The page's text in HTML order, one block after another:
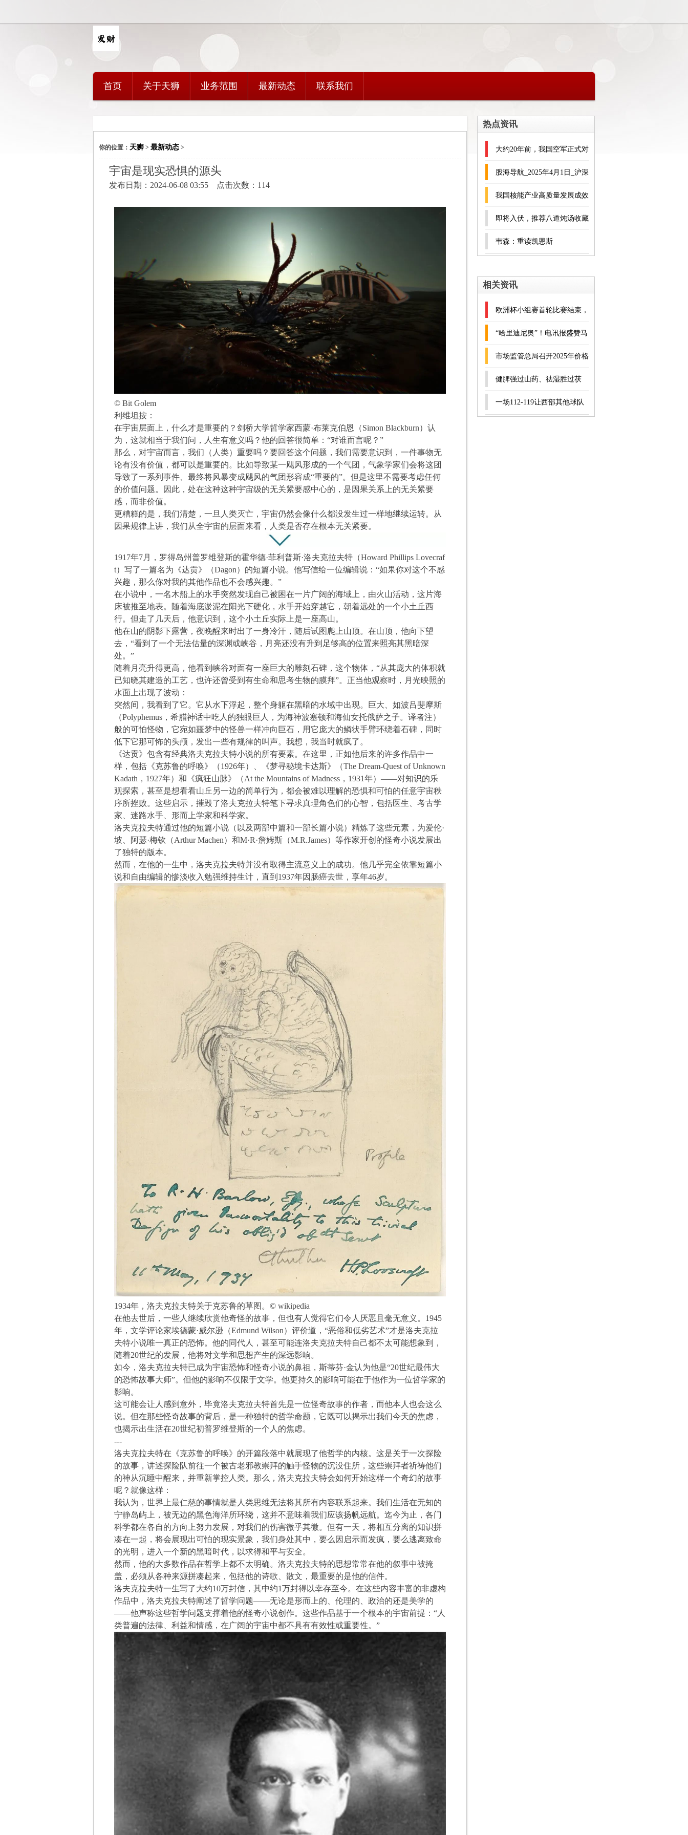
首页 关于天狮 业务范围 最新动态 联系我们
你的位置： 天狮 > 最新动态 >
宇宙是现实恐惧的源头
发布日期：2024-06-08 03:55 点击次数：114
© Bit Golem
利维坦按：
在宇宙层面上，什么才是重要的？剑桥大学哲学家西蒙·布莱克伯恩（Simon Blackburn）认
为，这就相当于我们问，人生有意义吗？他的回答很简单：“对谁而言呢？”
那么，对宇宙而言，我们（人类）重要吗？要回答这个问题，我们需要意识到，一件事物无
论有没有价值，都可以是重要的。比如导致某一飓风形成的一个气团，气象学家们会将这团
导致了一系列事件、最终将风暴变成飓风的气团形容成“重要的”。但是这里不需要考虑任何
的价值问题。因此，处在这种这种宇宙级的无关紧要感中心的，是因果关系上的无关紧要
感，而非价值。
更糟糕的是，我们清楚，一旦人类灭亡，宇宙仍然会像什么都没发生过一样地继续运转。从
因果规律上讲，我们从全宇宙的层面来看，人类是否存在根本无关紧要。
1917年7月，罗得岛州普罗维登斯的霍华德·菲利普斯·洛夫克拉夫特（Howard Phillips Lovecraf
t）写了一篇名为《达贡》（Dagon）的短篇小说。他写信给一位编辑说：“如果你对这个不感
兴趣，那么你对我的其他作品也不会感兴趣。”
在小说中，一名木船上的水手突然发现自己被困在一片广阔的海域上，由火山活动，这片海
床被推至地表。随着海底淤泥在阳光下硬化，水手开始穿越它，朝着远处的一个小土丘西
行。但走了几天后，他意识到，这个小土丘实际上是一座高山。
他在山的阴影下露营，夜晚醒来时出了一身冷汗，随后试图爬上山顶。在山顶，他向下望
去，“看到了一个无法估量的深渊或峡谷，月亮还没有升到足够高的位置来照亮其黑暗深
处。”
随着月亮升得更高，他看到峡谷对面有一座巨大的雕刻石碑，这个物体，“从其庞大的体积就
已知晓其建造的工艺，也许还曾受到有生命和思考生物的膜拜”。正当他观察时，月光映照的
水面上出现了波动：
突然间，我看到了它。它从水下浮起，整个身躯在黑暗的水域中出现。巨大、如波吕斐摩斯
（Polyphemus，希腊神话中吃人的独眼巨人，为海神波塞顿和海仙女托俄萨之子。译者注）
般的可怕怪物，它宛如噩梦中的怪兽一样冲向巨石，用它庞大的鳞状手臂环绕着石碑，同时
低下它那可怖的头颅，发出一些有规律的叫声。我想，我当时就疯了。
《达贡》包含有经典洛夫克拉夫特小说的所有要素。在这里，正如他后来的许多作品中一
样，包括《克苏鲁的呼唤》（1926年）、《梦寻秘境卡达斯》（The Dream-Quest of Unknown
Kadath，1927年）和《疯狂山脉》（At the Mountains of Madness，1931年）——对知识的乐
观探索，甚至是想看看山丘另一边的简单行为，都会被难以理解的恐惧和可怕的任意宇宙秩
序所挫败。这些启示，摧毁了洛夫克拉夫特笔下寻求真理角色们的心智，包括医生、考古学
家、迷路水手、形而上学家和科学家。
洛夫克拉夫特通过他的短篇小说（以及两部中篇和一部长篇小说）精炼了这些元素，为爱伦·
坡、阿瑟·梅钦（Arthur Machen）和M·R·詹姆斯（M.R.James）等作家开创的怪奇小说发展出
了独特的版本。
然而，在他的一生中，洛夫克拉夫特并没有取得主流意义上的成功。他几乎完全依靠短篇小
说和自由编辑的惨淡收入勉强维持生计，直到1937年因肠癌去世，享年46岁。
1934年，洛夫克拉夫特关于克苏鲁的草图。© wikipedia
在他去世后，一些人继续欣赏他奇怪的故事，但也有人觉得它们令人厌恶且毫无意义。1945
年，文学评论家埃德蒙·威尔逊（Edmund Wilson）评价道，“恶俗和低劣艺术”才是洛夫克拉
夫特小说唯一真正的恐怖。他的同代人，甚至可能连洛夫克拉夫特自己都不太可能想象到，
随着20世纪的发展，他将对文学和思想产生的深远影响。
如今，洛夫克拉夫特已成为宇宙恐怖和怪奇小说的鼻祖，斯蒂芬·金认为他是“20世纪最伟大
的恐怖故事大师”。但他的影响不仅限于文学。他更持久的影响可能在于他作为一位哲学家的
影响。
这可能会让人感到意外，毕竟洛夫克拉夫特首先是一位怪奇故事的作者，而他本人也会这么
说。但在那些怪奇故事的背后，是一种独特的哲学命题，它既可以揭示出我们今天的焦虑，
也揭示出生活在20世纪初普罗维登斯的一个人的焦虑。
---
洛夫克拉夫特在《克苏鲁的呼唤》的开篇段落中就展现了他哲学的内核。这是关于一次探险
的故事，讲述探险队前往一个被古老邪教崇拜的触手怪物的沉没住所，这些崇拜者祈祷他们
的神从沉睡中醒来，并重新掌控人类。那么，洛夫克拉夫特会如何开始这样一个奇幻的故事
呢？就像这样：
我认为，世界上最仁慈的事情就是人类思维无法将其所有内容联系起来。我们生活在无知的
宁静岛屿上，被无边的黑色海洋所环绕，这并不意味着我们应该扬帆远航。迄今为止，各门
科学都在各自的方向上努力发展，对我们的伤害微乎其微。但有一天，将相互分离的知识拼
凑在一起，将会展现出可怕的现实景象，我们身处其中，要么因启示而发疯，要么逃离致命
的光明，进入一个新的黑暗时代，以求得和平与安全。
然而，他的大多数作品在哲学上都不太明确。洛夫克拉夫特的思想常常在他的叙事中被掩
盖，必须从各种来源拼凑起来，包括他的诗歌、散文，最重要的是他的信件。
洛夫克拉夫特一生写了大约10万封信，其中约1万封得以幸存至今。在这些内容丰富的非虚构
作品中，洛夫克拉夫特阐述了哲学问题——无论是形而上的、伦理的、政治的还是美学的
——他声称这些哲学问题支撑着他的怪奇小说创作。这些作品基于一个根本的宇宙前提：“人
类普遍的法律、利益和情感，在广阔的宇宙中都不具有有效性或重要性。”
热点资讯
大约20年前，我国空军正式对
外公开歼轰-7A歼击轰炸机的
雷达天线，那
股海导航_2025年4月1日_沪深
股市公告与交易提示
我国核能产业高质量发展成效
显著
即将入伏，推荐八道炖汤收藏
好，一天喝一道，清热解毒，
韦森：重读凯恩斯
相关资讯
欧洲杯小组赛首轮比赛结束，
离开了瓜迪奥拉的曼城球员，
与离开了安切洛蒂
“哈里迪尼奥”！电讯报盛赞马
奎尔：不在意外界批评，逆境
中成长
市场监管总局召开2025年价格
监督检查和反不正当竞争工作
座谈会
健脾强过山药、祛湿胜过茯
苓! 底子虚的孩子吃点它, 脾
一场112-119让西部其他球队